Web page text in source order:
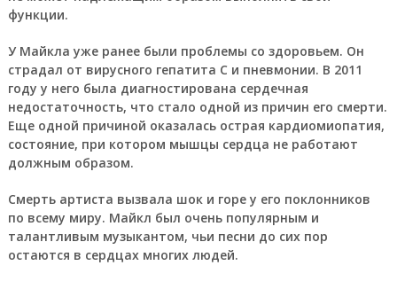
функции.
У Майкла уже ранее были проблемы со здоровьем. Он
страдал от вирусного гепатита С и пневмонии. В 2011
году у него была диагностирована сердечная
недостаточность, что стало одной из причин его смерти.
Еще одной причиной оказалась острая кардиомиопатия,
состояние, при котором мышцы сердца не работают
должным образом.
Смерть артиста вызвала шок и горе у его поклонников
по всему миру. Майкл был очень популярным и
талантливым музыкантом, чьи песни до сих пор
остаются в сердцах многих людей.